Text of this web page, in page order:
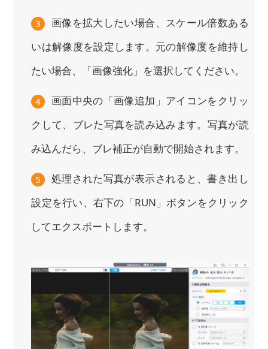
3
画像を拡大したい場合、スケール倍数ある
いは解像度を設定します。元の解像度を維持し
たい場合、「画像強化」を選択してください。
4
画面中央の「画像追加」アイコンをクリッ
クして、ブレた写真を読み込みます。写真が読
み込んだら、ブレ補正が自動で開始されます。
5
処理された写真が表示されると、書き出し
設定を行い、右下の「RUN」ボタンをクリック
してエクスポートします。